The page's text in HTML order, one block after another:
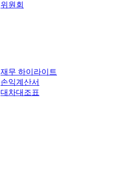
위원회
재무 하이라이트
손익계산서
대차대조표